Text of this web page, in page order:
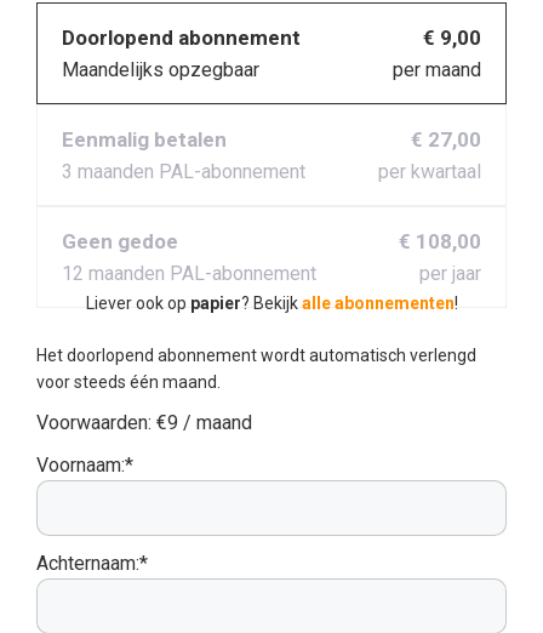
Doorlopend abonnement
Maandelijks opzegbaar
€ 9,00
per maand
Eenmalig betalen
3 maanden PAL-abonnement
€ 27,00
per kwartaal
Geen gedoe
12 maanden PAL-abonnement
€ 108,00
per jaar
Liever ook op papier? Bekijkalle abonnementen!
Het doorlopend abonnement wordt automatisch verlengd
voor steeds één maand.
Voorwaarden: €9 / maand
Voornaam:*
Achternaam:*